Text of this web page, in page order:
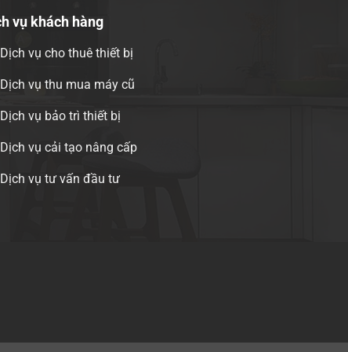
vụ khách hàng
Dịch vụ cho thuê thiết bị
Dịch vụ thu mua máy cũ
Dịch vụ bảo trì thiết bị
Dịch vụ cải tạo nâng cấp
Dịch vụ tư vấn đầu tư